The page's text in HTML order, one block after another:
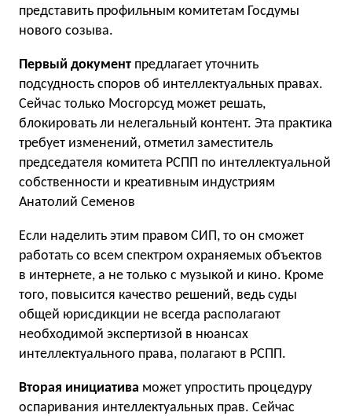
представить профильным комитетам Госдумы
нового созыва.
Первый документ предлагает уточнить
подсудность споров об интеллектуальных правах.
Сейчас только Мосгорсуд может решать,
блокировать ли нелегальный контент. Эта практика
требует изменений, отметил заместитель
председателя комитета РСПП по интеллектуальной
собственности и креативным индустриям
Анатолий Семенов
Если наделить этим правом СИП, то он сможет
работать со всем спектром охраняемых объектов
в интернете, а не только с музыкой и кино. Кроме
того, повысится качество решений, ведь суды
общей юрисдикции не всегда располагают
необходимой экспертизой в нюансах
интеллектуального права, полагают в РСПП.
Вторая инициатива может упростить процедуру
оспаривания интеллектуальных прав. Сейчас